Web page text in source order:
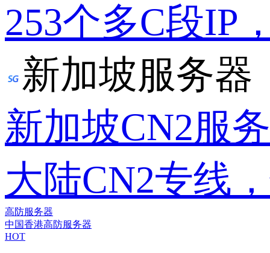
253个多C段IP
新加坡服务器
新加坡CN2服
大陆CN2专线
高防服务器
中国香港高防服务器
HOT